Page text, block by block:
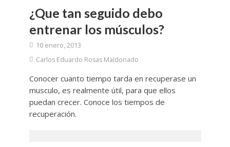
¿Que tan seguido debo
entrenar los músculos?
10 enero, 2013
Carlos Eduardo Rosas Maldonado
Conocer cuanto tiempo tarda en recuperase un
musculo, es realmente útil, para que ellos
puedan crecer. Conoce los tiempos de
recuperación.